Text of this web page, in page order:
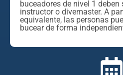
buceadores de nivel 1 deben
instructor o divemaster. A
equivalente, las personas
bucear de forma